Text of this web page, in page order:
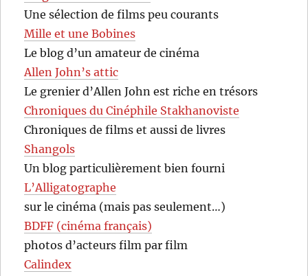
Une sélection de films peu courants
Mille et une Bobines
Le blog d’un amateur de cinéma
Allen John’s attic
Le grenier d’Allen John est riche en trésors
Chroniques du Cinéphile Stakhanoviste
Chroniques de films et aussi de livres
Shangols
Un blog particulièrement bien fourni
L’Alligatographe
sur le cinéma (mais pas seulement…)
BDFF (cinéma français)
photos d’acteurs film par film
Calindex